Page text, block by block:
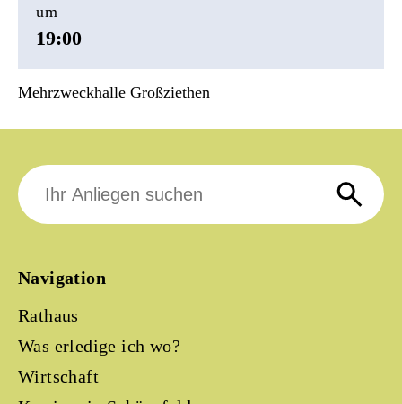
um
19:00
Mehrzweckhalle Großziethen
Navigation
Rathaus
Was erledige ich wo?
Wirtschaft
Suche
nach: